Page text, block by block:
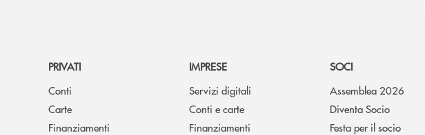
PRIVATI
Conti
Carte
Finanziamenti
IMPRESE
Servizi digitali
Conti e carte
Finanziamenti
SOCI
Assemblea 2026
Diventa Socio
Festa per il socio